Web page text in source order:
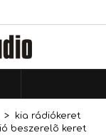
kia rádiókeret
beszerelõ keret
×
×
×
Bejelentkezés